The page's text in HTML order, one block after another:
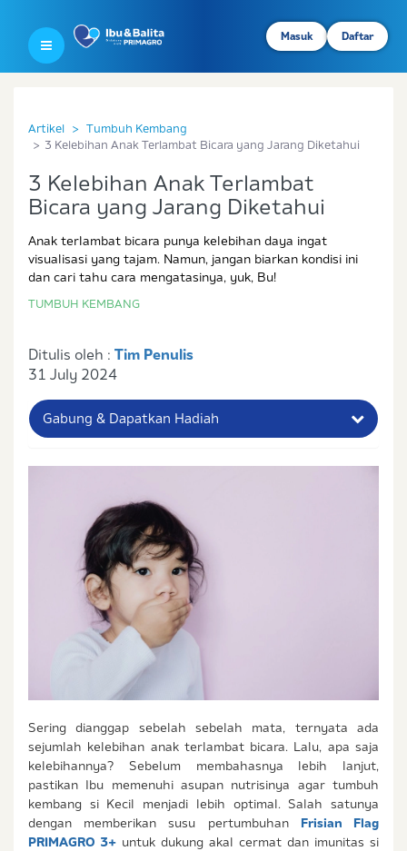
Masuk Daftar
Artikel
Tumbuh Kembang
3 Kelebihan Anak Terlambat Bicara yang Jarang Diketahui
3 Kelebihan Anak Terlambat
Bicara yang Jarang Diketahui
Anak terlambat bicara punya kelebihan daya ingat
visualisasi yang tajam. Namun, jangan biarkan kondisi ini
dan cari tahu cara mengatasinya, yuk, Bu!
TUMBUH KEMBANG
Ditulis oleh : Tim Penulis
31 July 2024
Gabung & Dapatkan Hadiah
Nama Lengkap Ibu
No. Handphone (Whatsapp)
Buat Password
Status / Kondisi Ibu Saat Ini
Tidak Hamil dan Memiliki Anak
Sedang Hamil
Sedang Hamil dan Memiliki Anak
Saya setuju dengan syarat dan ketentuan
serta
kebijakan privasi
Ibu & Balita
Saya setuju dan bersedia menerima informasi dari
Ibu & Balita, Frisian Flag Indonesia, dan partner Ibu
& Balita.
Sering dianggap sebelah sebelah mata, ternyata ada
sejumlah kelebihan anak terlambat bicara. Lalu, apa saja
kelebihannya? Sebelum membahasnya lebih lanjut,
pastikan Ibu memenuhi asupan nutrisinya agar tumbuh
kembang si Kecil menjadi lebih optimal. Salah satunya
dengan memberikan susu pertumbuhan Frisian Flag
PRIMAGRO 3+ untuk dukung akal cermat dan imunitas si